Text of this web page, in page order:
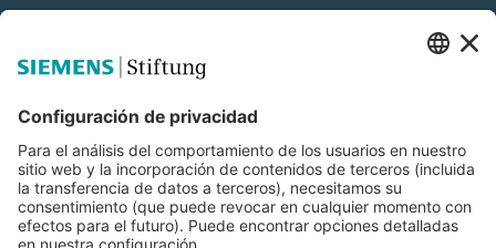
Educación STEM
Mediaportal